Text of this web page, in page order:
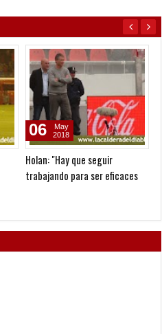
Holan: "Hay que seguir
trabajando para ser eficaces
06
May
2018